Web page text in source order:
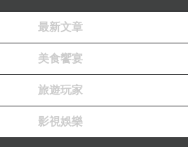
到的設施，以確保無與倫比
眾多娛樂設施，例如：登山
身心的最佳選擇。 一流的
理位置都讓大熊屋旅館成為
宿飯店。
最新文章
美食饗宴
旅遊玩家
影視娛樂